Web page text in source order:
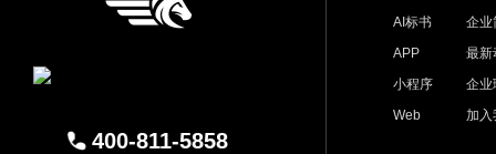
400-811-5858
AI标书
APP
小程序
Web
企业
最新
企业
加入